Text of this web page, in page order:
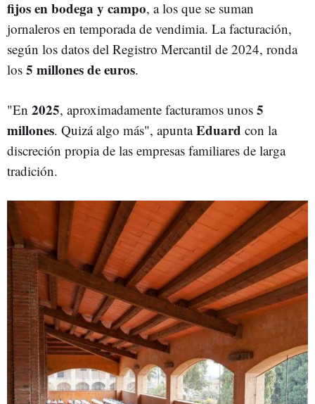
fijos en bodega y campo, a los que se suman
jornaleros en temporada de vendimia. La facturación,
según los datos del Registro Mercantil de 2024, ronda
los 5 millones de euros.
"En 2025, aproximadamente facturamos unos 5
millones. Quizá algo más", apuntaEduard con la
discreción propia de las empresas familiares de larga
tradición.